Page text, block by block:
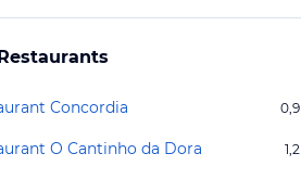
Concordia 0,9
O Cantinho da Dora 1,2